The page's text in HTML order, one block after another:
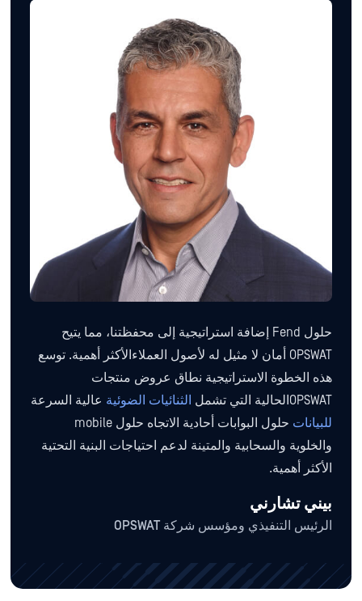
حلول Fend إضافة استراتيجية إلى محفظتنا، مما يتيح
OPSWAT أمان لا مثيل له لأصول العملاءالأكثر أهمية. توسع
هذه الخطوة الاستراتيجية نطاق عروض منتجات
OPSWATالحالية التي تشمل
الثنائيات الضوئية عالية السرعة
للبيانات
حلول البوابات أحادية الاتجاه حلول mobile
والخلوية والسحابية والمتينة لدعم احتياجات البنية التحتية
الأكثر أهمية.
بيني تشارني
الرئيس التنفيذي ومؤسس شركة OPSWAT